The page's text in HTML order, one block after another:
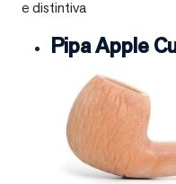
e distintiva
Pipa Apple